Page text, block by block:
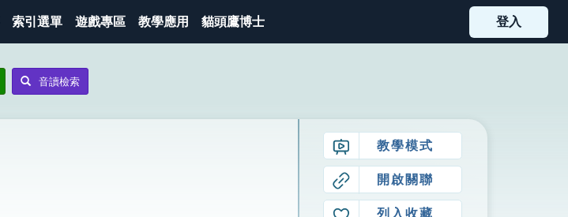
索引選單 遊戲專區 教學應用 貓頭鷹博士 登入
音讀檢索
教學模式
開啟關聯
列入收藏